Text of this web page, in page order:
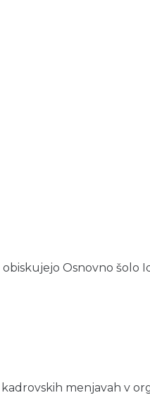
Osnovno šolo
menjavah v